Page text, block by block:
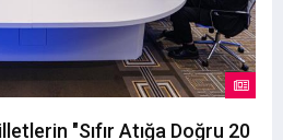
"Sıfır Atığa Doğru 20